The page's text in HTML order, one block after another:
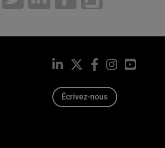
LinkedIn Facebook
Instagram
Écrivez-nous